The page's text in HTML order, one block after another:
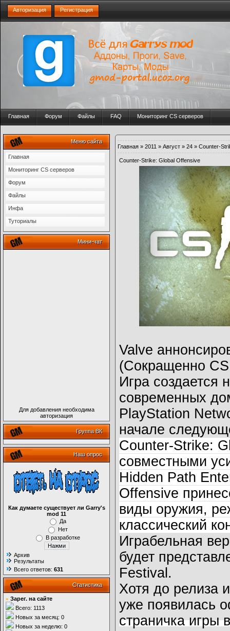
Авторизация Регистрация
Главная Форум Файлы FAQ Мониторинг CS серверов
Меню сайта
Главная
Мониторинг CS серверов
Форум
Файлы
Инфа
Туториалы
Мини-чат
Для добавления необходима
авторизация
Группа ВК
Наш опрос
Как думаете существует ли Garry's
mod 11
Да
Нет
В разработке
Архив
Результаты
Всего ответов: 631
Статистика
» Зарег. на сайте
Всего: 1113
Новых за месяц: 0
Новых за неделю: 0
Главная » 2011 » Август » 24 » Counter-
Counter-Strike: Global Offensive
Valve
(Сокращенно
Игра создается
современных
PlayStation
начале
Counter-Strike:
совместными
Hidden Path
Offensive
виды оружия,
классический
Играбельная
будет
Festival.
Хотя до релиза
уже появилась
страничка игры